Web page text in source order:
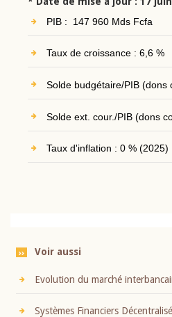
PIB : 147 960 Mds Fcfa
Taux de croissance : 6,6 %
Solde budgétaire/PIB (dons
Solde ext. cour./PIB (dons
Taux d'inflation : 0 % (2025)
Voir aussi
Evolution du marché
Systèmes Financiers